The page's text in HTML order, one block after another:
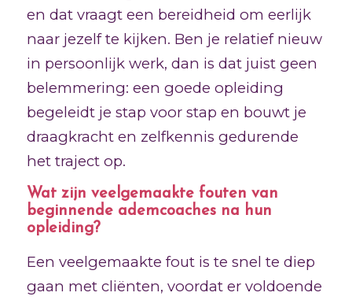
en dat vraagt een bereidheid om eerlijk
naar jezelf te kijken. Ben je relatief nieuw
in persoonlijk werk, dan is dat juist geen
belemmering: een goede opleiding
begeleidt je stap voor stap en bouwt je
draagkracht en zelfkennis gedurende
het traject op.
Wat zijn veelgemaakte fouten van
beginnende ademcoaches na hun
opleiding?
Een veelgemaakte fout is te snel te diep
gaan met cliënten, voordat er voldoende